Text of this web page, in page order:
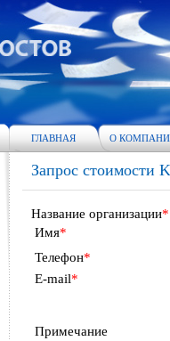
ГЛАВНАЯ О
Запрос стоимости
Название организации*
Имя*
Телефон*
E-mail*
Примечание